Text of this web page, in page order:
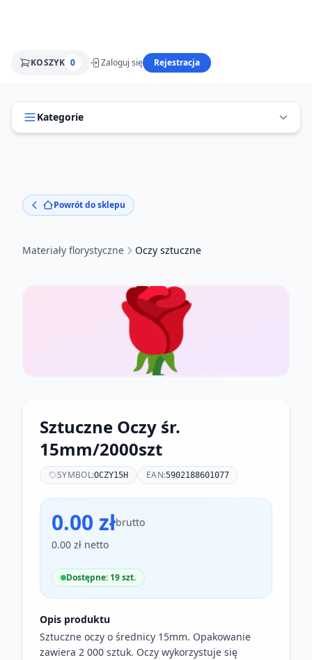
KOSZYK 0 Zaloguj się Rejestracja
Kategorie
Powrót do sklepu
Materiały florystyczne Oczy sztuczne
🌹
Sztuczne Oczy śr.
15mm/2000szt
SYMBOL:OCZY15H EAN:5902188601077
0.00 złbrutto
0.00 zł netto
Dostępne: 19 szt.
Opis produktu
Sztuczne oczy o średnicy 15mm. Opakowanie
zawiera 2 000 sztuk. Oczy wykorzystuje się